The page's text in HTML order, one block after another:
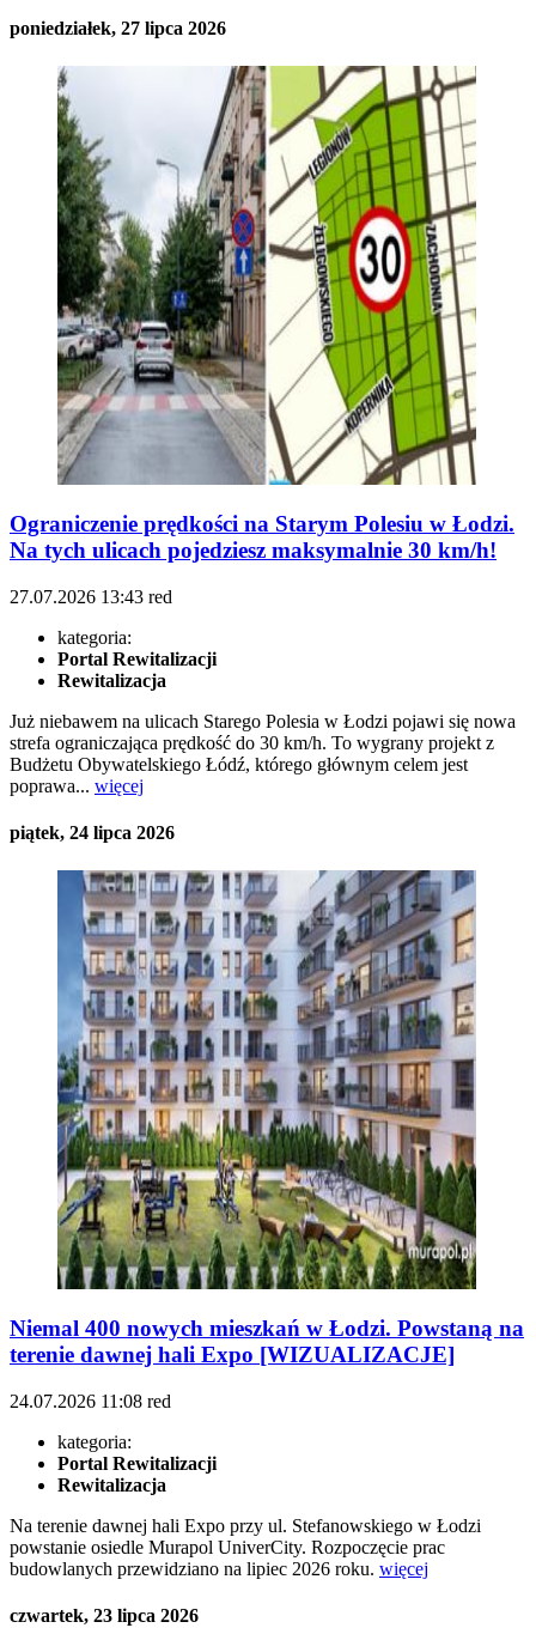
poniedziałek, 27 lipca 2026
Ograniczenie prędkości na Starym Polesiu w Łodzi.
Na tych ulicach pojedziesz maksymalnie 30 km/h!
27.07.2026 13:43 red
kategoria:
Portal Rewitalizacji
Rewitalizacja
Już niebawem na ulicach Starego Polesia w Łodzi pojawi się nowa
strefa ograniczająca prędkość do 30 km/h. To wygrany projekt z
Budżetu Obywatelskiego Łódź, którego głównym celem jest
poprawa... więcej
piątek, 24 lipca 2026
Niemal 400 nowych mieszkań w Łodzi. Powstaną na
terenie dawnej hali Expo [WIZUALIZACJE]
24.07.2026 11:08 red
kategoria:
Portal Rewitalizacji
Rewitalizacja
Na terenie dawnej hali Expo przy ul. Stefanowskiego w Łodzi
powstanie osiedle Murapol UniverCity. Rozpoczęcie prac
budowlanych przewidziano na lipiec 2026 roku. więcej
czwartek, 23 lipca 2026